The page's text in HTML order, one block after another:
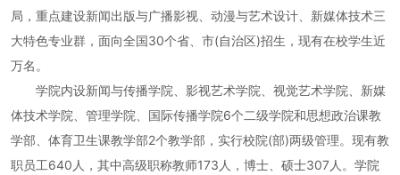
局，重点建设新闻出版与广播影视、动漫与艺术设计、新媒体技术三
大特色专业群，面向全国30个省、市(自治区)招生，现有在校学生近
万名。
学院内设新闻与传播学院、影视艺术学院、视觉艺术学院、新媒
体技术学院、管理学院、国际传播学院6个二级学院和思想政治课教
学部、体育卫生课教学部2个教学部，实行校院(部)两级管理。现有教
职员工640人，其中高级职称教师173人，博士、硕士307人。学院